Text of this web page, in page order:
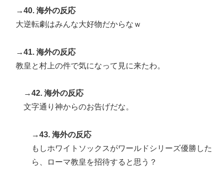
→40. 海外の反応
大逆転劇はみんな大好物だからなｗ
→41. 海外の反応
教皇と村上の件で気になって見に来たわ。
→42. 海外の反応
文字通り神からのお告げだな。
→43. 海外の反応
もしホワイトソックスがワールドシリーズ優勝した
ら、ローマ教皇を招待すると思う？